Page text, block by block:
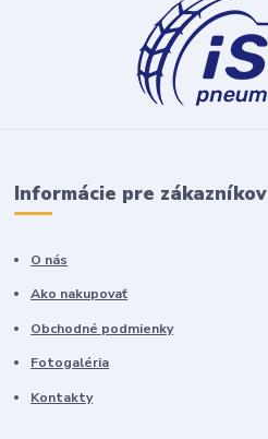
Informácie pre zákazníkov
O nás
Ako nakupovať
Obchodné podmienky
Fotogaléria
Kontakty